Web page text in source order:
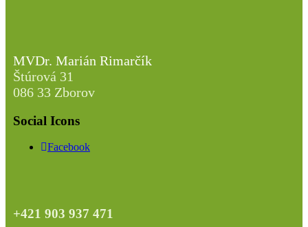
MVDr. Marián Rimarčík
Štúrová 31
086 33 Zborov
Social Icons
Facebook
+421 903 937 471